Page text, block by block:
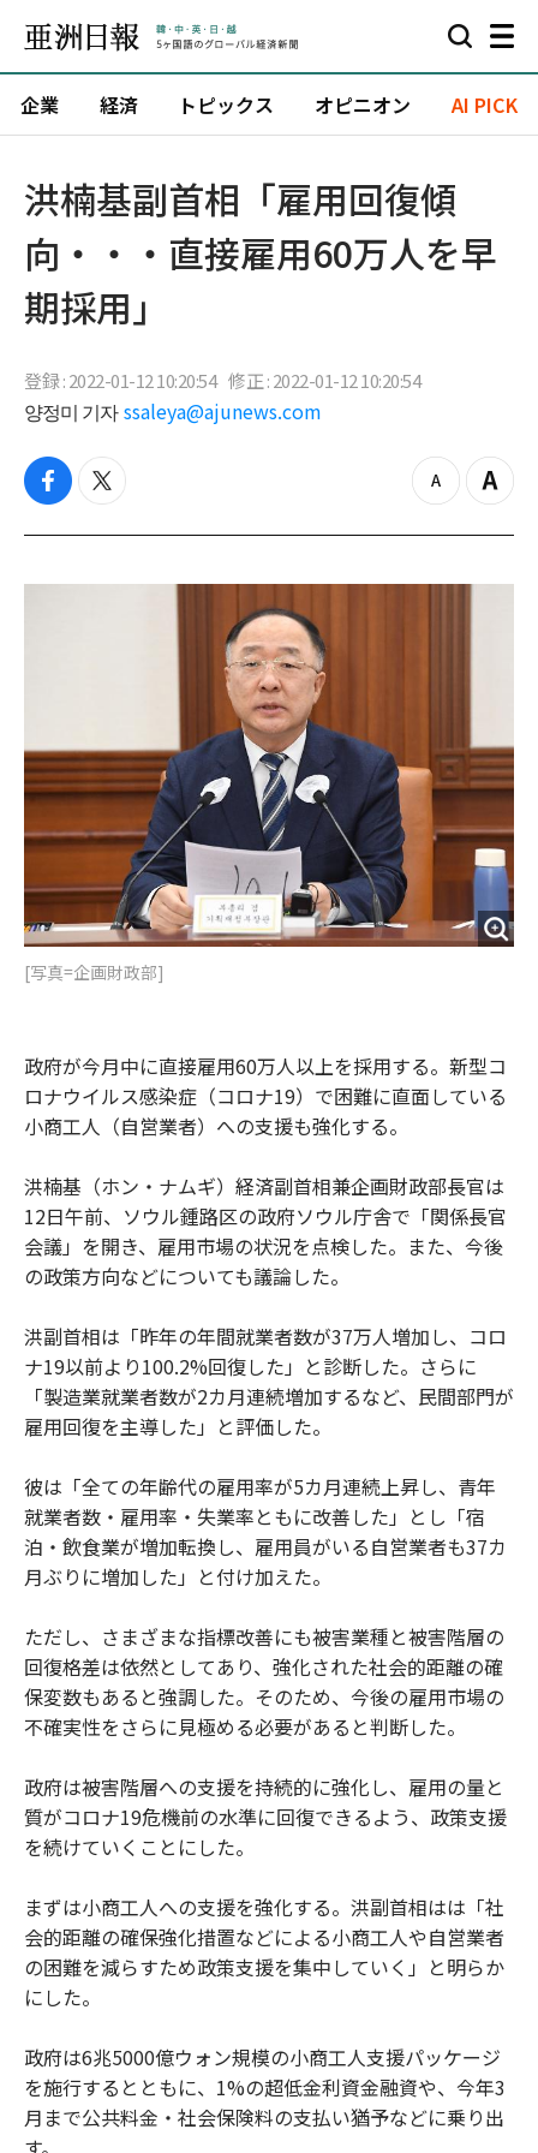
企業 経済 トピックス オピニオン AI PICK
洪楠基副首相「雇用回復傾
向・・・直接雇用60万人を早
期採用」
登録 : 2022-01-12 10:20:54 修正 : 2022-01-12 10:20:54
양정미 기자 ssaleya@ajunews.com
f
c
b
t
i
t
z
o
o
Z
o
i
[写真=企画財政部]
政府が今月中に直接雇用60万人以上を採用する。新型コ
ロナウイルス感染症（コロナ19）で困難に直面している
小商工人（自営業者）への支援も強化する。
洪楠基（ホン・ナムギ）経済副首相兼企画財政部長官は
12日午前、ソウル鍾路区の政府ソウル庁舎で「関係長官
会議」を開き、雇用市場の状況を点検した。また、今後
の政策方向などについても議論した。
洪副首相は「昨年の年間就業者数が37万人増加し、コロ
ナ19以前より100.2%回復した」と診断した。さらに
「製造業就業者数が2カ月連続増加するなど、民間部門が
雇用回復を主導した」と評価した。
彼は「全ての年齢代の雇用率が5カ月連続上昇し、青年
就業者数・雇用率・失業率ともに改善した」とし「宿
泊・飲食業が増加転換し、雇用員がいる自営業者も37カ
月ぶりに増加した」と付け加えた。
ただし、さまざまな指標改善にも被害業種と被害階層の
回復格差は依然としてあり、強化された社会的距離の確
保変数もあると強調した。そのため、今後の雇用市場の
不確実性をさらに見極める必要があると判断した。
政府は被害階層への支援を持続的に強化し、雇用の量と
質がコロナ19危機前の水準に回復できるよう、政策支援
を続けていくことにした。
まずは小商工人への支援を強化する。洪副首相はは「社
会的距離の確保強化措置などによる小商工人や自営業者
の困難を減らすため政策支援を集中していく」と明らか
にした。
政府は6兆5000億ウォン規模の小商工人支援パッケージ
を施行するとともに、1%の超低金利資金融資や、今年3
月まで公共料金・社会保険料の支払い猶予などに乗り出
す。